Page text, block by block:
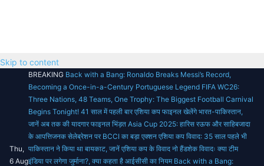
Skip to content
Thu,
6 Aug
BREAKING Back with a Bang: Ronaldo Breaks Messi’s Record,
Becoming a Once-in-a-Century Portuguese Legend FIFA WC26:
Three Nations, 48 Teams, One Trophy: The Biggest Football Carnival
Begins Tonight! 41 साल में पहली बार एशिया कप फाइनल खेलेंगे भारत-पाकिस्तान,
जानें अब तक की यादगार फाइनल भिंड़त Asia Cup 2025: हारिस रऊफ और साहिबजादा
के आपत्तिजनक सेलेब्रेशन पर BCCI का बड़ा एक्शन एशिया कप विवाद: 35 साल पहले भी
पाकिस्तान ने किया था बायकाट, जानें एशिया कप के विवाद नो हैंडशेक विवादः क्या टीम
इंडिया पर लगेगा जुर्माना?, क्या कहता है आईसीसी का नियम Back with a Bang: